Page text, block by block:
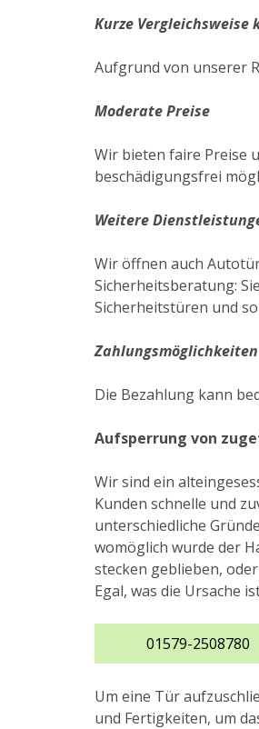
Kurze Vergleichsweise
Aufgrund von unserer
Moderate Preise
Wir bieten faire Preise
beschädigungsfrei
Weitere
Wir öffnen auch
Sicherheitsberatung:
Sicherheitstüren und
Zahlungsmöglichkeiten
Die Bezahlung kann
Aufsperrung von
Wir sind ein
Kunden schnelle und
unterschiedliche
womöglich wurde der
stecken geblieben,
Egal, was die Ursache
01579-2508780
Um eine Tür
und Fertigkeiten, um